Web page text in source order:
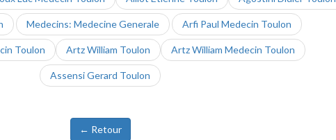
Medecins: Medecine Generale Arfi Paul Medecin Toulon
Toulon Artz William Toulon Artz William Medecin Toulon
Assensi Gerard Toulon
← Retour